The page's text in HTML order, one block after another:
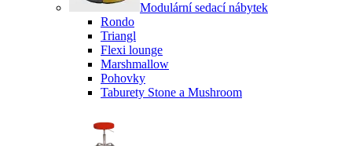
Modulární sedací nábytek
Rondo
Triangl
Flexi lounge
Marshmallow
Pohovky
Taburety Stone a Mushroom